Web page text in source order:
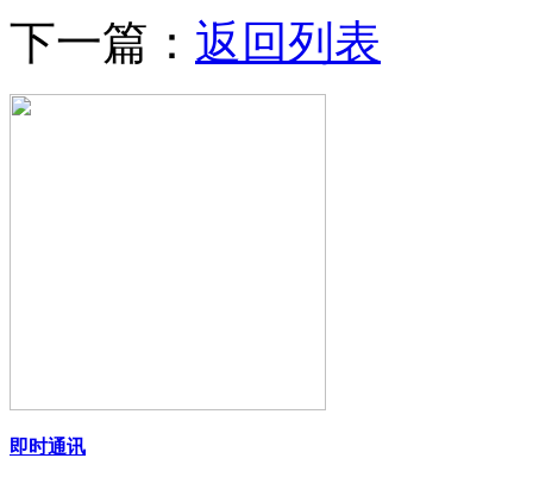
下一篇： 返回列表
即时通讯